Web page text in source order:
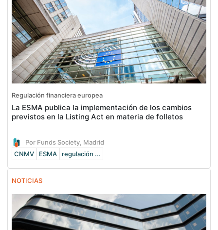
Regulación financiera europea
La ESMA publica la implementación de los cambios
previstos en la Listing Act en materia de folletos
Por Funds Society, Madrid
CNMV
ESMA regulación ...
NOTICIAS